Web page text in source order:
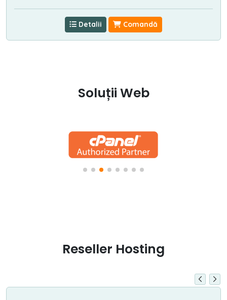
Detalii Comandă
Soluții Web
Reseller Hosting